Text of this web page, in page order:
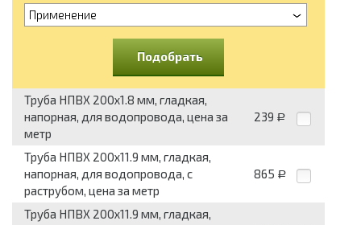
Применение
Подобрать
Труба НПВХ 200x1.8 мм, гладкая,
напорная, для водопровода, цена за
метр
239 Р
Труба НПВХ 200x11.9 мм, гладкая,
напорная, для водопровода, с
раструбом, цена за метр
865 Р
Труба НПВХ 200x11.9 мм, гладкая,